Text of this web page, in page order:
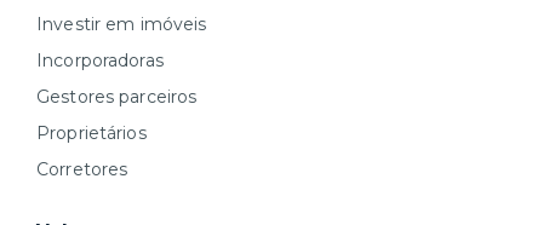
Investir em imóveis
Incorporadoras
Gestores parceiros
Proprietários
Corretores